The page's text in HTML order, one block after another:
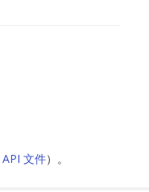
API 文件）。